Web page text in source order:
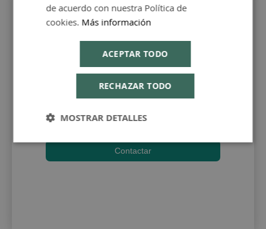
Atención al cliente
Ponte en contacto con
necesites
Contactar
de acuerdo con nuestra Política de
cookies. Más información
ACEPTAR TODO
RECHAZAR TODO
MOSTRAR DETALLES